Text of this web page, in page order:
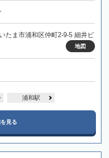
たま市浦和区仲町2-9-5 細井ビ
地図
浦和駅
見る